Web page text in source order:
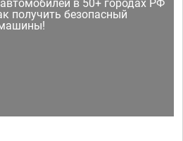
в 50+ городах РФ
получить безопасный